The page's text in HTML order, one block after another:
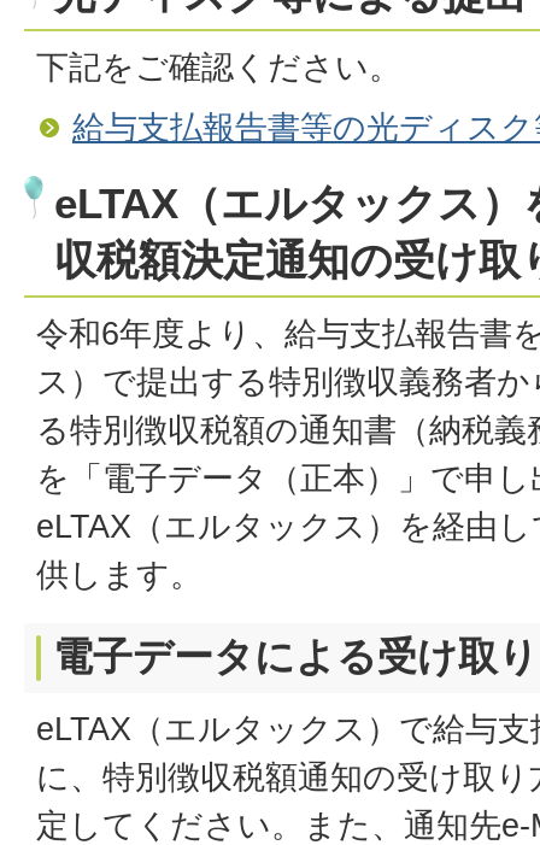
下記をご確認ください。
給与支払報告書等の光ディス
eLTAX（エルタックス
収税額決定通知の受け取
令和6年度より、給与支払報告書
ス）で提出する特別徴収義務者
る特別徴収税額の通知書（納税
を「電子データ（正本）」で申
eLTAX（エルタックス）を経由
供します。
電子データによる受け取
eLTAX（エルタックス）で給与
に、特別徴収税額通知の受け取
定してください。また、通知先